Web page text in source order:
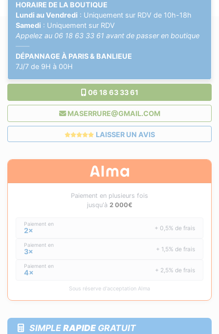
HORAIRE DE LA BOUTIQUE
Lundi au Vendredi : Uniquement sur RDV de 10h-18h
Samedi : Uniquement sur RDV
Appelez au 06 18 63 33 61 avant de passer en boutique
——
DÉPANNAGE À PARIS & BANLIEUE
7J/7 de 9H à 00H
06 18 63 33 61
MASERRURE@GMAIL.COM
LAISSER UN AVIS
Paiement en plusieurs fois
jusqu'à 2 000€
Paiement en
2× + 0,5% de frais
Paiement en
3× + 1,5% de frais
Paiement en
4× + 2,5% de frais
Sous réserve d'acceptation Alma
SIMPLERAPIDE GRATUIT